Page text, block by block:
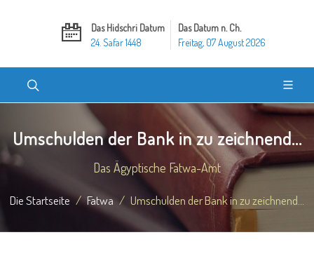
Das Hidschri Datum
24. Safar 1448
Das Datum n. Ch.
Freitag, 07 August 2026
Umschulden der Bank in zu zeichnend...
Das Ägyptische Fatwa-Amt
Die Startseite Fatwa Umschulden der Bank in zu zeichnend...